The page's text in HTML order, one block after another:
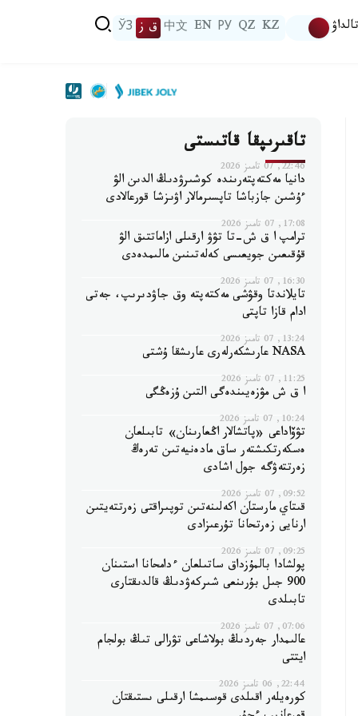
تالداۋ KZ
QZ
РУ
EN
中文 ق ز ЎЗ
تاقىرىپقا قاتىستى
22:46, 07 تامىز 2026
دانيا مەكتەپتەرىندە كوشىرۋدىڭ الدىن الۋ
ءۇشىن جازباشا تاپسىرمالار اۋىزشا قورعالادى
17:08, 07 تامىز 2026
ترامپ ا ق ش-تا تۋۋ ارقىلى ازاماتتىق الۋ
قۇقىعىن جويعىسى كەلەتىنىن مالىمدەدى
16:30, 07 تامىز 2026
تايلاندتا وقۋشى مەكتەپتە وق جاۋدىرىپ، جەتى
ادام قازا تاپتى
13:24, 07 تامىز 2026
NASA عارىشكەرلەرى عارىشقا ۇشتى
11:25, 07 تامىز 2026
ا ق ش مۋزەيىندەگى التىن ۇزەڭگى
10:24, 07 تامىز 2026
تۋۆاداعى «پاتشالار اڭعارىنان» تابىلعان
ەسكەرتكىشتەر ساق مادەنيەتىن تەرەڭ
زەرتتەۋگە جول اشادى
09:52, 07 تامىز 2026
قىتاي مارستان اكەلىنەتىن توپىراقتى زەرتتەيتىن
ارنايى زەرتحانا تۇرعىزادى
09:25, 07 تامىز 2026
پولشادا بالمۇزداق ساتىلعان ءدامحانا استىنان
900 جىل بۇرىنعى شىركەۋدىڭ قالدىقتارى
تابىلدى
07:06, 07 تامىز 2026
عالىمدار جەردىڭ بولاشاعى تۋرالى تىڭ بولجام
ايتتى
22:44, 06 تامىز 2026
كورەيلەر اقىلدى قوسىمشا ارقىلى ىستىقتان